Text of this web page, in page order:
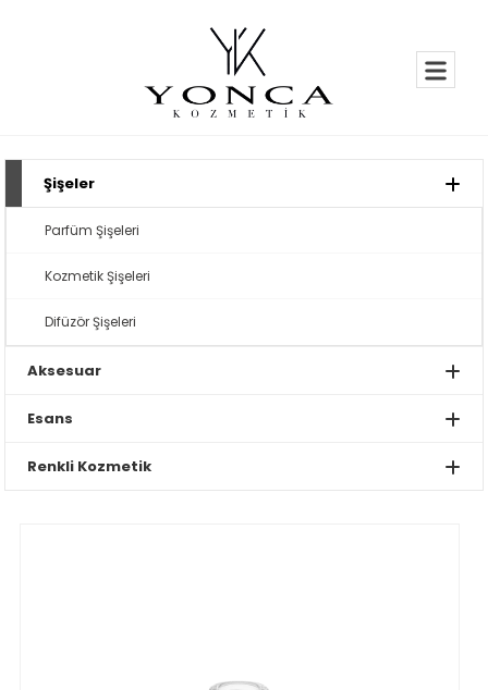
Şişeler
Parfüm Şişeleri
Kozmetik Şişeleri
Difüzör Şişeleri
Aksesuar
Esans
Renkli Kozmetik